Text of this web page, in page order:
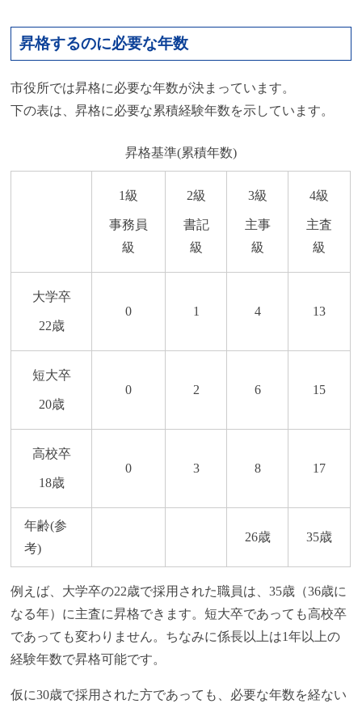
昇格するのに必要な年数
市役所では昇格に必要な年数が決まっています。
下の表は、昇格に必要な累積経験年数を示しています。
昇格基準(累積年数)
1級
事務員
級
2級
書記
級
3級
主事
級
4級
主査
級
大学卒
22歳
0 1 4 13
短大卒
20歳
0 2 6 15
高校卒
18歳
0 3 8 17
年齢(参
考)
26歳 35歳
例えば、大学卒の22歳で採用された職員は、35歳（36歳に
なる年）に主査に昇格できます。短大卒であっても高校卒
であっても変わりません。ちなみに係長以上は1年以上の
経験年数で昇格可能です。
仮に30歳で採用された方であっても、必要な年数を経ない